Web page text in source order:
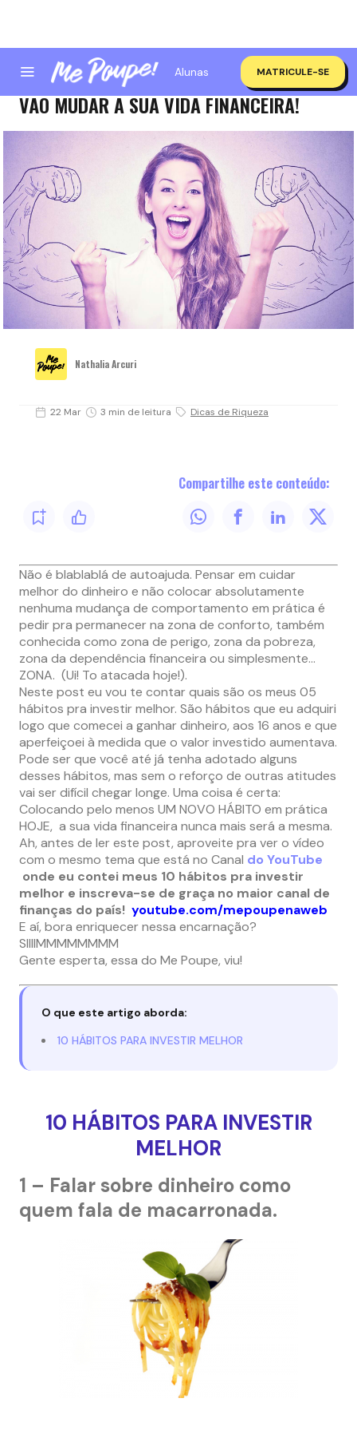
Alunas MATRICULE-SE
5 HÁBITOS PRA INVESTIR MELHOR QUE
VÃO MUDAR A SUA VIDA FINANCEIRA!
Nathalia Arcuri
22 Mar 3 min de leitura Dicas de Riqueza
Compartilhe este conteúdo:
Não é blablablá de autoajuda. Pensar em cuidar
melhor do dinheiro e não colocar absolutamente
nenhuma mudança de comportamento em prática é
pedir pra permanecer na zona de conforto, também
conhecida como zona de perigo, zona da pobreza,
zona da dependência financeira ou simplesmente…
ZONA. (Ui! To atacada hoje!).
Neste post eu vou te contar quais são os meus 05
hábitos pra investir melhor. São hábitos que eu adquiri
logo que comecei a ganhar dinheiro, aos 16 anos e que
aperfeiçoei à medida que o valor investido aumentava.
Pode ser que você até já tenha adotado alguns
desses hábitos, mas sem o reforço de outras atitudes
vai ser difícil chegar longe. Uma coisa é certa:
Colocando pelo menos UM NOVO HÁBITO em prática
HOJE, a sua vida financeira nunca mais será a mesma.
Ah, antes de ler este post, aproveite pra ver o vídeo
com o mesmo tema que está no Canal do YouTube
onde eu contei meus 10 hábitos pra investir
melhor e inscreva-se de graça no maior canal de
finanças do país! youtube.com/mepoupenaweb
E aí, bora enriquecer nessa encarnação?
SIIIIMMMMMMMM
Gente esperta, essa do Me Poupe, viu!
O que este artigo aborda:
10 HÁBITOS PARA INVESTIR MELHOR
10 HÁBITOS PARA INVESTIR
MELHOR
1 – Falar sobre dinheiro como
quem fala de macarronada.